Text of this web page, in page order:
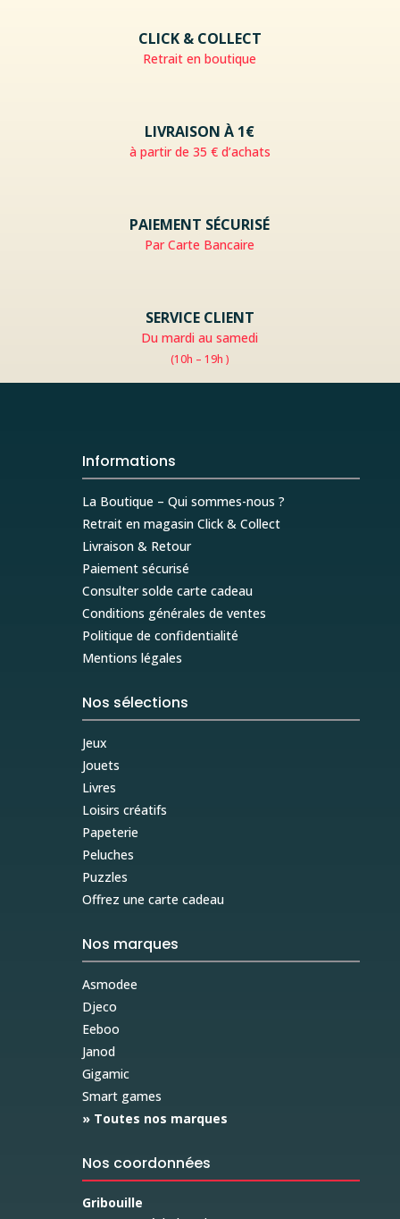
CLICK & COLLECT
Retrait en boutique
LIVRAISON À 1€
à partir de 35 € d’achats
PAIEMENT SÉCURISÉ
Par Carte Bancaire
SERVICE CLIENT
Du mardi au samedi
(10h – 19h )
Informations
La Boutique – Qui sommes-nous ?
Retrait en magasin Click & Collect
Livraison & Retour
Paiement sécurisé
Consulter solde carte cadeau
Conditions générales de ventes
Politique de confidentialité
Mentions légales
Nos sélections
Jeux
Jouets
Livres
Loisirs créatifs
Papeterie
Peluches
Puzzles
Offrez une carte cadeau
Nos marques
Asmodee
Djeco
Eeboo
Janod
Gigamic
Smart games
» Toutes nos marques
Nos coordonnées
Gribouille